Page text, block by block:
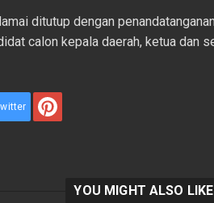
ditutup dengan
calon kepala daerah, ketua dan
YOU MIGHT ALSO